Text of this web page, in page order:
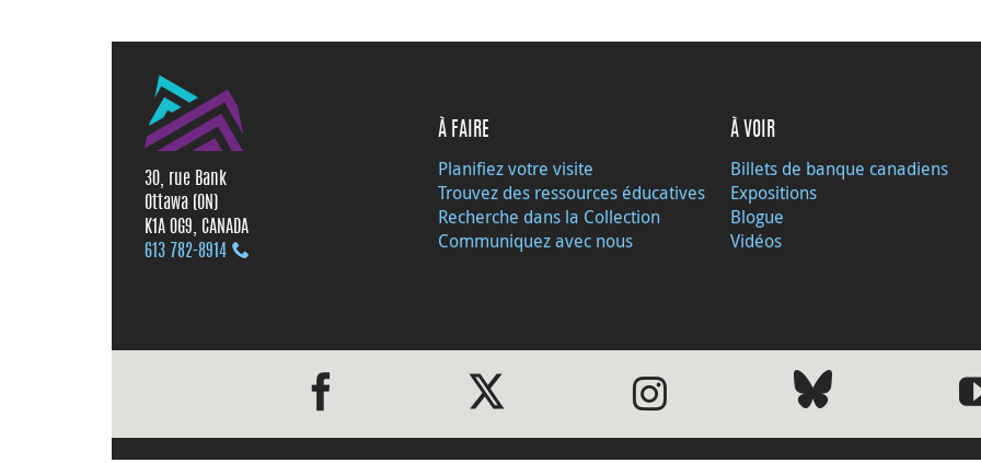
30, rue Bank
Ottawa (ON)
K1A 0G9, CANADA
613 782‑8914
À FAIRE
Planifiez votre visite
Trouvez des ressources éducatives
Recherche dans la Collection
Communiquez avec nous
À VOIR
Billets de banque canadiens
Expositions
Blogue
Vidéos